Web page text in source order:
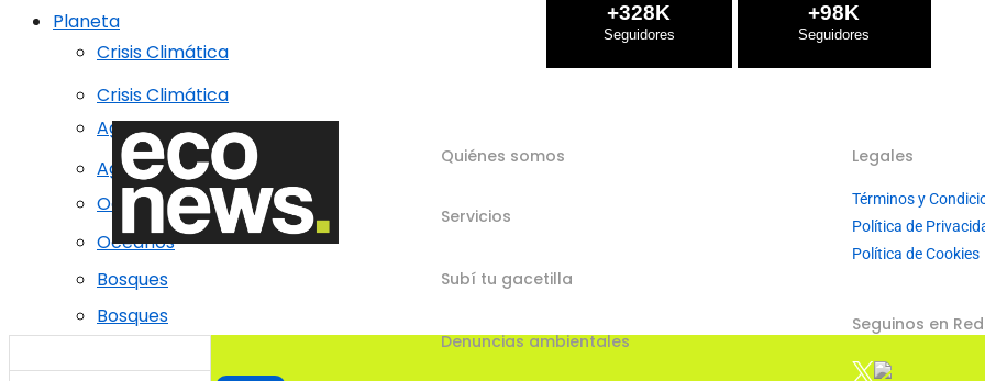
Crisis Climática
Agricultura regenerativa
Océanos
Bosques
Planeta
Crisis Climática
Agricultura regenerativa
Océanos
Bosques
+328K +98K
Quiénes somos
Servicios
Subí tu gacetilla
Denuncias ambientales
Legales
Términos y
Política de
Política de Cookies
Seguinos en